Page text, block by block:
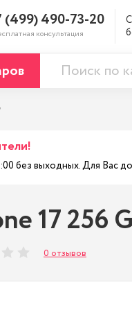
(499) 490-73-20
консультация
без выходных. Для Вас
17 256
0 отзывов